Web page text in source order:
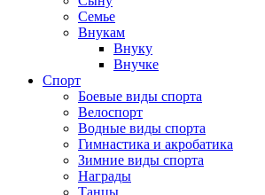
Семье
Внукам
Внуку
Внучке
Спорт
Боевые виды спорта
Велоспорт
Водные виды спорта
Гимнастика и акробатика
Зимние виды спорта
Награды
Танцы